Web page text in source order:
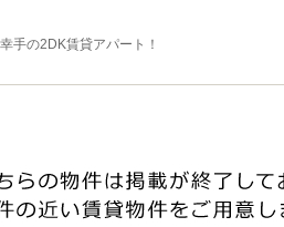
手の2DK賃貸アパート！